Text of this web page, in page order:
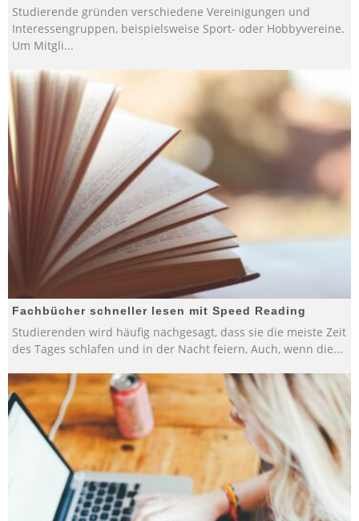
Studierende gründen verschiedene Vereinigungen und
Interessengruppen, beispielsweise Sport- oder Hobbyvereine.
Um Mitgli...
Fachbücher schneller lesen mit Speed Reading
Studierenden wird häufig nachgesagt, dass sie die meiste Zeit
des Tages schlafen und in der Nacht feiern, Auch, wenn die...